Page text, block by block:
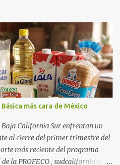
Las proyecciones para
con un promedio estatal
la sorpresa del año la ha dado el
las expectativas con un
impulsado por el interés
Le siguen destinos
Cabos: 72% promedio (esperando
Paz: 66%. Loreto: 58%. Mulegé:
de diversificación. Ya no solo
sino por la aut...
más cara de México
Baja California Sur enfrentan un
al cierre del primer trimestre del
más reciente del programa
la PROFECO , sudcalifornia se